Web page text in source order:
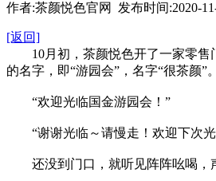
作者:茶颜悦色官网 发布时间:2020-
[返回]
10月初，茶颜悦色开了一家零售
的名字，即“游园会”，名字“很茶颜”。
“欢迎光临国金游园会！”
“谢谢光临～请慢走！欢迎下次光
还没到门口，就听见阵阵吆喝，